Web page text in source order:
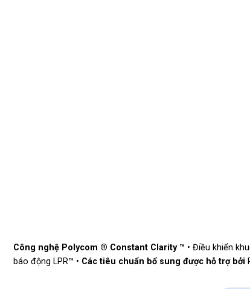
Công nghệ Polycom ® Constant Clarity ™ • Điều khiển
báo động LPR™ • Các tiêu chuẩn bổ sung được hỗ trợ bởi